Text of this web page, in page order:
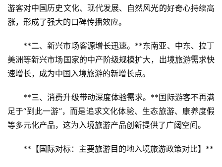
游客对中国历史文化、现代发展、自然风光的好奇心持续高
涨，形成了强大的口碑传播效应。
**二、新兴市场客源增长迅速。**东南亚、中东、拉丁
美洲等新兴市场国家的中产阶级规模扩大，出境旅游需求快
速增长，成为中国入境旅游的新增长点。
**三、消费升级带动深度体验需求。**国际游客不再满
足于“到此一游”，而是追求文化体验、生态旅游、康养度假
等多元化产品，这为入境旅游产品创新提供了广阔空间。
**【国际对标：主要旅游目的地入境旅游政策对比】**